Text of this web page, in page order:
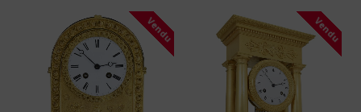
Vendu Vendu